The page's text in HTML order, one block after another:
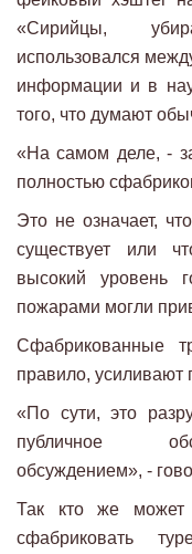
«Сирийцы,
использовался
информации и в
того, что думают
«На самом деле, -
полностью
Это не означает,
существует или
высокий уровень
пожарами могли
Сфабрикованные
правило, усиливают
«По сути, это
публичное
обсуждением», -
Так кто же может
сфабриковать